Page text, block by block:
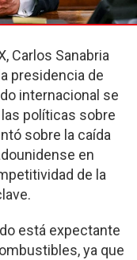
Carlos Sanabria
presidencia de
internacional se
políticas sobre
sobre la caída
en
de la
está expectante
ya que